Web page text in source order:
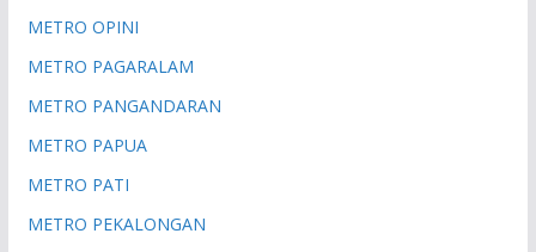
METRO OPINI
METRO PAGARALAM
METRO PANGANDARAN
METRO PAPUA
METRO PATI
METRO PEKALONGAN